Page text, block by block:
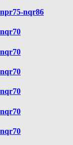
npr75-nqr86
nqr70
nqr70
nqr70
nqr70
nqr70
nqr70